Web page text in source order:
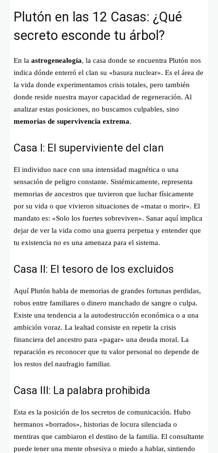
Plutón en las 12 Casas: ¿Qué
secreto esconde tu árbol?
En la astrogenealogía, la casa donde se encuentra Plutón nos
indica dónde enterró el clan su «basura nuclear». Es el área de
la vida donde experimentamos crisis totales, pero también
donde reside nuestra mayor capacidad de regeneración. Al
analizar estas posiciones, no buscamos culpables, sino
memorias de supervivencia extrema.
Casa I: El superviviente del clan
El individuo nace con una intensidad magnética o una
sensación de peligro constante. Sistémicamente, representa
memorias de ancestros que tuvieron que luchar físicamente
por su vida o que vivieron situaciones de «matar o morir». El
mandato es: «Solo los fuertes sobreviven». Sanar aquí implica
dejar de ver la vida como una guerra perpetua y entender que
tu existencia no es una amenaza para el sistema.
Casa II: El tesoro de los excluidos
Aquí Plutón habla de memorias de grandes fortunas perdidas,
robos entre familiares o dinero manchado de sangre o culpa.
Existe una tendencia a la autodestrucción económica o a una
ambición voraz. La lealtad consiste en repetir la crisis
financiera del ancestro para «pagar» una deuda moral. La
reparación es reconocer que tu valor personal no depende de
los restos del naufragio familiar.
Casa III: La palabra prohibida
Esta es la posición de los secretos de comunicación. Hubo
hermanos «borrados», historias de locura silenciada o
mentiras que cambiaron el destino de la familia. El consultante
puede tener una mente obsesiva o miedo a hablar, sintiendo